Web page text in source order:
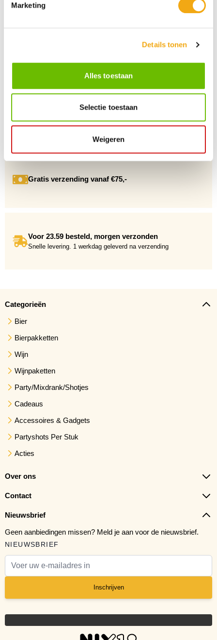
Marketing
Details tonen
Alles toestaan
Selectie toestaan
Weigeren
+10 Jaar dé drankengroothandel
Al sinds 2012 dé (online) drankengroothandel in de Benelux
Gratis verzending vanaf €75,-
Voor 23.59 besteld, morgen verzonden
Snelle levering. 1 werkdag geleverd na verzending
Categorieën
Bier
Bierpakketten
Wijn
Wijnpaketten
Party/Mixdrank/Shotjes
Cadeaus
Accessoires & Gadgets
Partyshots Per Stuk
Acties
Over ons
Contact
Nieuwsbrief
Geen aanbiedingen missen? Meld je aan voor de nieuwsbrief.
NIEUWSBRIEF
Inschrijven